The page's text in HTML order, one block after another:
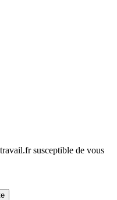
susceptible de vous